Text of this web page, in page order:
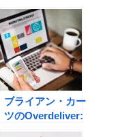
のやる気が上がる
8つのスイッチ コ
ロンビア大学のモ
チベーションの科
学の書評
ブライアン・カー
ツのOverdeliver:
ダイレクトレスポ